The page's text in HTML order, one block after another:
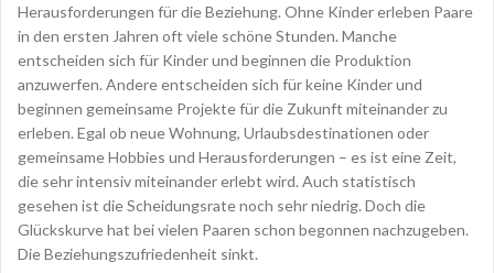
Herausforderungen für die Beziehung. Ohne Kinder erleben Paare
in den ersten Jahren oft viele schöne Stunden. Manche
entscheiden sich für Kinder und beginnen die Produktion
anzuwerfen. Andere entscheiden sich für keine Kinder und
beginnen gemeinsame Projekte für die Zukunft miteinander zu
erleben. Egal ob neue Wohnung, Urlaubsdestinationen oder
gemeinsame Hobbies und Herausforderungen – es ist eine Zeit,
die sehr intensiv miteinander erlebt wird. Auch statistisch
gesehen ist die Scheidungsrate noch sehr niedrig. Doch die
Glückskurve hat bei vielen Paaren schon begonnen nachzugeben.
Die Beziehungszufriedenheit sinkt.